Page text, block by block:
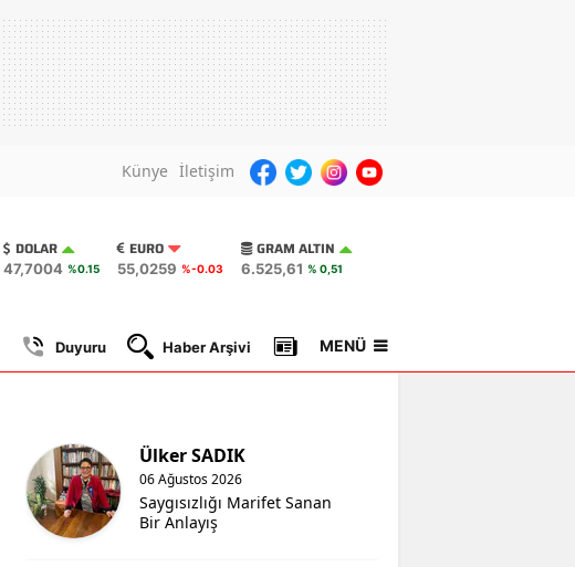
Künye İletişim
DOLAR
47,7004 %0.15
EURO
55,0259 %-0.03
GRAM ALTIN
6.525,61 % 0,51
Duyuru Haber Arşivi Gazete Manşetleri
MENÜ
Ülker SADIK
06 Ağustos 2026
Saygısızlığı Marifet Sanan
Bir Anlayış